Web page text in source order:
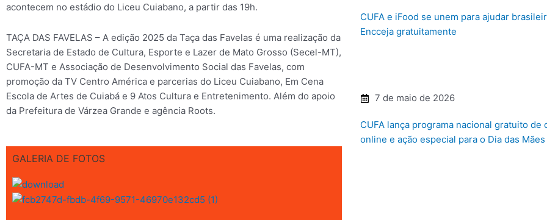
acontecem no estádio do Liceu Cuiabano, a partir das 19h.
TAÇA DAS FAVELAS – A edição 2025 da Taça das Favelas é uma realização da
Secretaria de Estado de Cultura, Esporte e Lazer de Mato Grosso (Secel-MT),
CUFA-MT e Associação de Desenvolvimento Social das Favelas, com
promoção da TV Centro América e parcerias do Liceu Cuiabano, Em Cena
Escola de Artes de Cuiabá e 9 Atos Cultura e Entretenimento. Além do apoio
da Prefeitura de Várzea Grande e agência Roots.
GALERIA DE FOTOS
CUFA e iFood se unem para ajudar
Encceja gratuitamente
7 de maio de 2026
CUFA lança programa nacional gratuito
online e ação especial para o Dia das Mães